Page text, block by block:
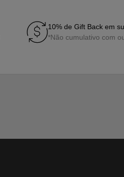
10% de Gift Back em
*Não cumulativo com